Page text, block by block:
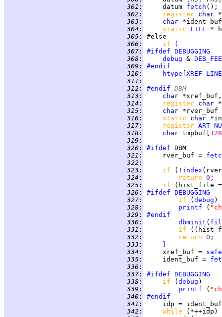
301 :
     datum
fetch
302 : register char
303 :
char
304 : static FILE *
305 :
306 : if
(
307 : #ifdef DEBUGGING
308 : debug &
309 :
#endif
310 : htype XREF_LINE
311 :
312 : #endif DBM
313 :
char
314 : register char
315 : char
316 : static char
317 : register
318 : char tmpbuf[ 128
319 :
320 : #ifdef
321 :
     rver_buf =
322 :
323 : if (! index
324 : return 0
325 : if
(hist_file
326 : #ifdef DEBUGGING
327 : if ( debug
328 : printf (
329 :
#endif
330 : dbminit (
331 : if
332 : return 0
333 :
}
334 :
     xref_buf =
335 :
     ident_buf =
336 :
337 : #ifdef DEBUGGING
338 : if ( debug
339 : printf (
340 :
#endif
341 :
342 : while